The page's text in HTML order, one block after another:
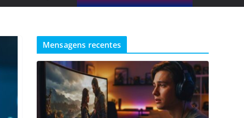
Mensagens recentes